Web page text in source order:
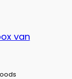
van